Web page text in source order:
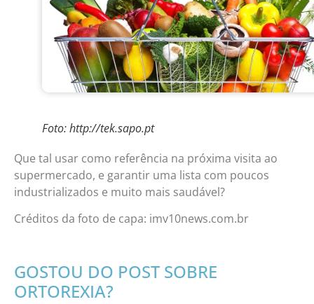
Foto: http://tek.sapo.pt
Que tal usar como referência na próxima visita ao
supermercado, e garantir uma lista com poucos
industrializados e muito mais saudável?
Créditos da foto de capa: imv10news.com.br
GOSTOU DO POST SOBRE
ORTOREXIA?